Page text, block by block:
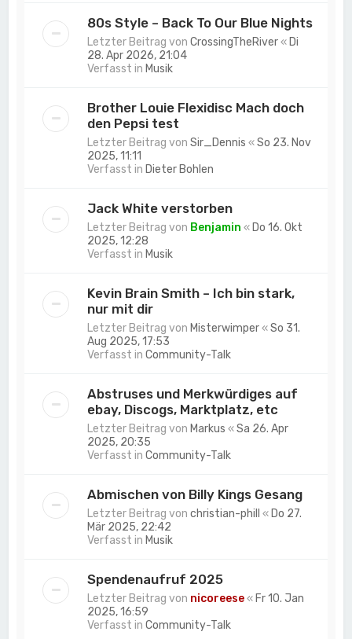
80s Style – Back To Our Blue Nights
Letzter Beitrag vonCrossingTheRiver« Di
28. Apr 2026, 21:04
Verfasst in Musik
Brother Louie Flexidisc Mach doch
den Pepsi test
Letzter Beitrag vonSir_Dennis «So 23. Nov
2025, 11:11
Verfasst in Dieter Bohlen
Jack White verstorben
Letzter Beitrag von Benjamin « Do 16. Okt
2025, 12:28
Verfasst in Musik
Kevin Brain Smith – Ich bin stark,
nur mit dir
Letzter Beitrag von Misterwimper«So 31.
Aug 2025, 17:53
Verfasst inCommunity-Talk
Abstruses und Merkwürdiges auf
ebay, Discogs, Marktplatz, etc
Letzter Beitrag von Markus «Sa 26. Apr
2025, 20:35
Verfasst inCommunity-Talk
Abmischen von Billy Kings Gesang
Letzter Beitrag vonchristian-phill « Do 27.
Mär 2025, 22:42
Verfasst in Musik
Spendenaufruf 2025
Letzter Beitrag von nicoreese« Fr 10. Jan
2025, 16:59
Verfasst inCommunity-Talk